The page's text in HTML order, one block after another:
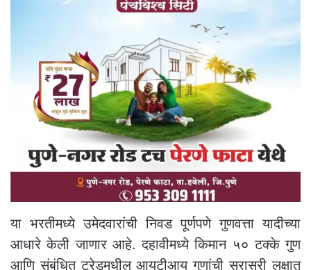
या भरतीमध्ये उमेदवारांची निवड पूर्णपणे गुणवत्ता यादीच्या
आधारे केली जाणार आहे. दहावीमध्ये किमान ५० टक्के गुण
आणि संबंधित ट्रेडमधील आयटीआय गुणांची सरासरी लक्षात